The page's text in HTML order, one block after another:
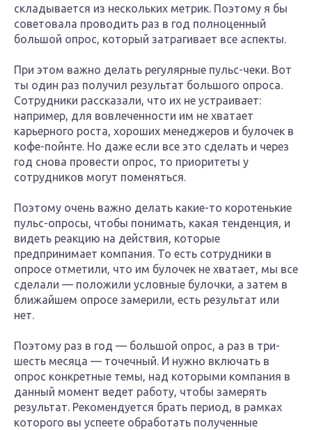
складывается из нескольких метрик. Поэтому я бы
советовала проводить раз в год полноценный
большой опрос, который затрагивает все аспекты.
При этом важно делать регулярные пульс-чеки. Вот
ты один раз получил результат большого опроса.
Сотрудники рассказали, что их не устраивает:
например, для вовлеченности им не хватает
карьерного роста, хороших менеджеров и булочек в
кофе-пойнте. Но даже если все это сделать и через
год снова провести опрос, то приоритеты у
сотрудников могут поменяться.
Поэтому очень важно делать какие-то коротенькие
пульс-опросы, чтобы понимать, какая тенденция, и
видеть реакцию на действия, которые
предпринимает компания. То есть сотрудники в
опросе отметили, что им булочек не хватает, мы все
сделали — положили условные булочки, а затем в
ближайшем опросе замерили, есть результат или
нет.
Поэтому раз в год — большой опрос, а раз в три-
шесть месяца — точечный. И нужно включать в
опрос конкретные темы, над которыми компания в
данный момент ведет работу, чтобы замерять
результат. Рекомендуется брать период, в рамках
которого вы успеете обработать полученные